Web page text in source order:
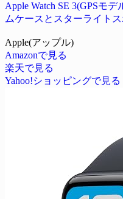
Apple Watch SE 3(GPSモ
ムケースとスターライト
Apple(アップル)
Amazonで見る
楽天で見る
Yahoo!ショッピングで見る